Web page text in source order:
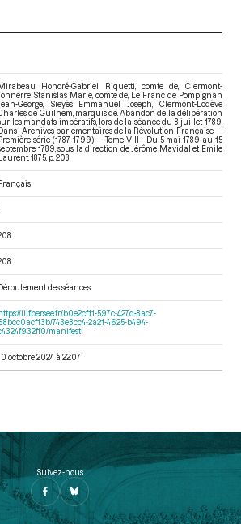
Mirabeau Honoré-Gabriel Riquetti, comte de, Clermont-
Stanislas Marie, comte de, Le Franc de Pompignan
Jean-George, Sieyès Emmanuel Joseph, Clermont-Lodève
de Guilhem, marquis de. Abandon de la délibération
les mandats impératifs, lors de la séance du 8 juillet 1789.
Dans : Archives parlementaires de la Révolution Française —
Première série (1787-1799) — Tome VIII - Du 5 mai 1789 au 15
1789 , sous la direction de Jérôme Mavidal et Emile
Laurent. 1875. p. 208.
Français
Déroulement des séances
https://iiif.persee.fr/b0e2cf11-597c-427d-8ac7-
743e3cc4-2a21-4625-b494-
manifest
octobre 2024 à 22:07
Suivez-nous